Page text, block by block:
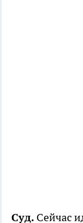
Суд. Сейчас